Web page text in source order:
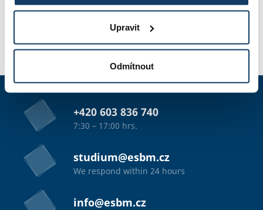
Upravit
Odmítnout
PHOTO GALLERY
APPLICATION
+420 603 836 740
7:30 – 17:00 hrs.
studium@esbm.cz
We respond within 24 hours
info@esbm.cz